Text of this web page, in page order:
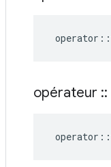
operator ::
opérateur ::
operator ::